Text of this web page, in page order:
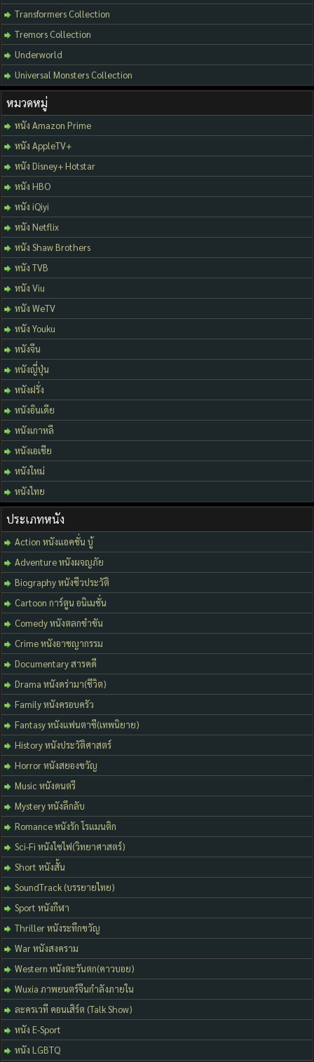
Transformers Collection
Tremors Collection
Underworld
Universal Monsters Collection
หมวดหมู่
หนัง Amazon Prime
หนัง AppleTV+
หนัง Disney+ Hotstar
หนัง HBO
หนัง iQiyi
หนัง Netflix
หนัง Shaw Brothers
หนัง TVB
หนัง Viu
หนัง WeTV
หนัง Youku
หนังจีน
หนังญี่ปุ่น
หนังฝรั่ง
หนังอินเดีย
หนังเกาหลี
หนังเอเชีย
หนังใหม่
หนังไทย
ประเภทหนัง
Action หนังแอคชั่น บู้
Adventure หนังผจญภัย
Biography หนังชีวประวัติ
Cartoon การ์ตูน อนิเมชั่น
Comedy หนังตลกขำขัน
Crime หนังอาชญากรรม
Documentary สารคดี
Drama หนังดร่ามา(ชีวิต)
Family หนังครอบครัว
Fantasy หนังแฟนตาซี(เทพนิยาย)
History หนังประวัติศาสตร์
Horror หนังสยองขวัญ
Music หนังดนตรี
Mystery หนังลึกลับ
Romance หนังรัก โรแมนติก
Sci-Fi หนังไซไฟ(วิทยาศาสตร์)
Short หนังสั้น
SoundTrack (บรรยายไทย)
Sport หนังกีฬา
Thriller หนังระทึกขวัญ
War หนังสงคราม
Western หนังตะวันตก(คาวบอย)
Wuxia ภาพยนตร์จีนกำลังภายใน
ละครเวที คอนเสิร์ต (Talk Show)
หนัง E-Sport
หนัง LGBTQ